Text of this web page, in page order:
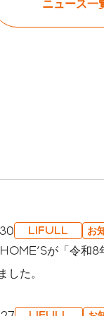
ニュース一
LIFULL お
が「令和8
した。